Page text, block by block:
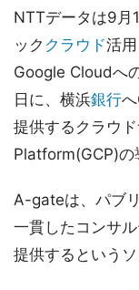
NTTデータは9月
ック クラウド活
Google Cloudへ
日に、横浜銀行
提供するクラウ
Platform(GCP)の
A-gateは、パブ
一貫したコンサ
提供するというソ